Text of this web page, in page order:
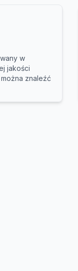
w
jakości
znaleźć